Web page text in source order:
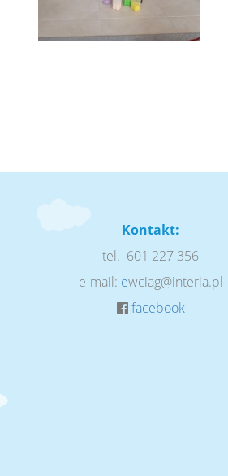
Kontakt:
tel. 601 227 356
e-mail: ewciag@interia.pl
facebook